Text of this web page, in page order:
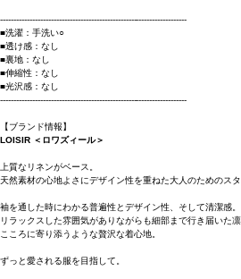
----------------------------------------------------------------------
■洗濯：手洗い○
■透け感：なし
■裏地：なし
■伸縮性：なし
■光沢感：なし
----------------------------------------------------------------------
【ブランド情報】
LOISIR ＜ロワズィール＞
上質なリネンがベース。
天然素材の心地よさにデザイン性を重ねた大人のためのスタ
袖を通した時にわかる普遍性とデザイン性、そして清潔感。
リラックスした雰囲気がありながらも細部まで行き届いた凛
こころに寄り添うような贅沢な着心地。
ずっと愛される服を目指して。